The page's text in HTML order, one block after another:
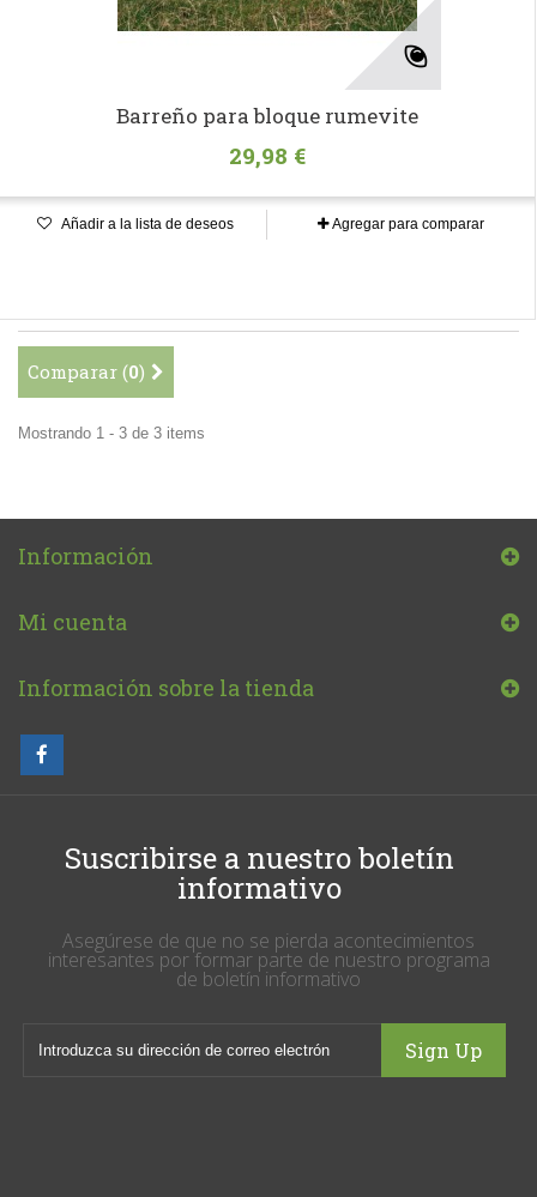
Barreño para bloque rumevite
29,98 €
Añadir a la lista de deseos Agregar para comparar
Comparar (0)
Mostrando 1 - 3 de 3 items
Información
Mi cuenta
Información sobre la tienda
Suscribirse a nuestro boletín
informativo
Asegúrese de que no se pierda acontecimientos
interesantes por formar parte de nuestro programa
de boletín informativo